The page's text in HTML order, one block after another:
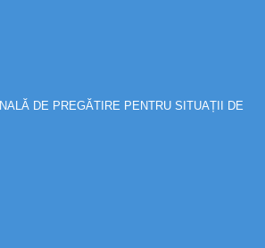
DE PREGĂTIRE PENTRU SITUAȚII DE